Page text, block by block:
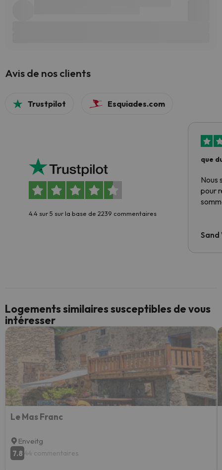
Avis de nos clients
Trustpilot Esquiades.com
4.4 sur 5 sur la base de 2239 commentaires
que
Nous
pour
Sand
Logements similaires susceptibles de vous
intéresser
Le Mas Franc
Enveitg
7.8 44 commentaires